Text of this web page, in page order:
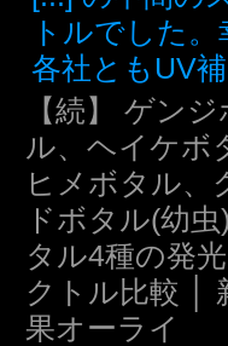
トルでした
各社ともUV
【続】 ゲン
ル、ヘイケボ
ヒメボタル、
ドボタル(幼
タル4種の発
クトル比較 │
果オーライ